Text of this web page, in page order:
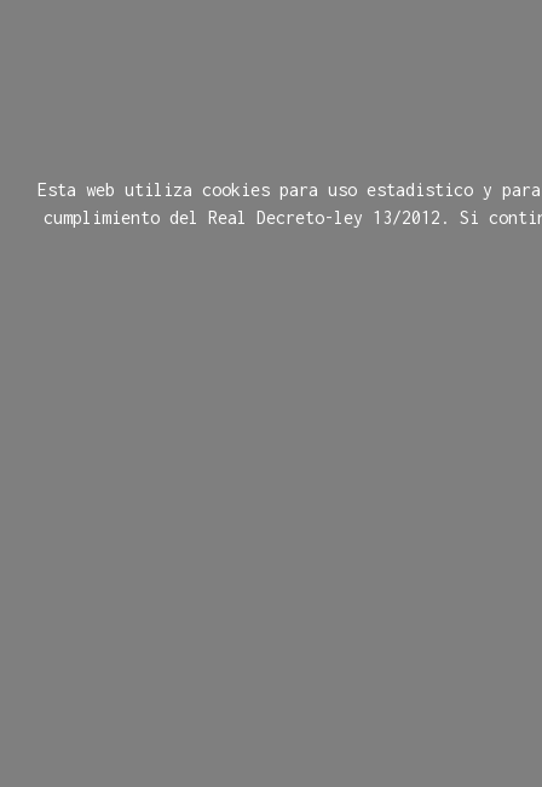
Esta web utiliza cookies para uso estadistico y
cumplimiento del Real Decreto-ley 13/2012. Si